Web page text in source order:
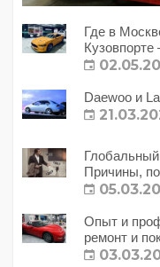
Где в
Daewoo и
Глобальный
Причины,
с этим
Опыт и
ремонт и